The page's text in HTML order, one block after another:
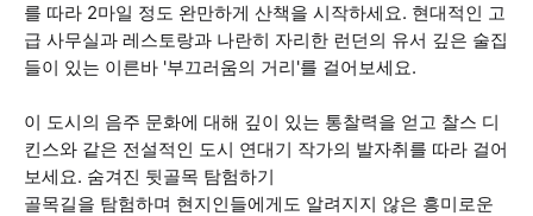
를 따라 2마일 정도 완만하게 산책을 시작하세요. 현대적인 고
급 사무실과 레스토랑과 나란히 자리한 런던의 유서 깊은 술집
들이 있는 이른바 '부끄러움의 거리'를 걸어보세요.
이 도시의 음주 문화에 대해 깊이 있는 통찰력을 얻고 찰스 디
킨스와 같은 전설적인 도시 연대기 작가의 발자취를 따라 걸어
보세요. 숨겨진 뒷골목 탐험하기
골목길을 탐험하며 현지인들에게도 알려지지 않은 흥미로운